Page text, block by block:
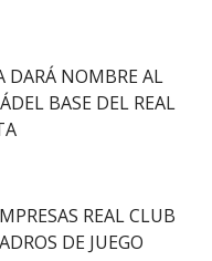
DARÁ NOMBRE AL
BASE DEL REAL
REAL CLUB
DE JUEGO